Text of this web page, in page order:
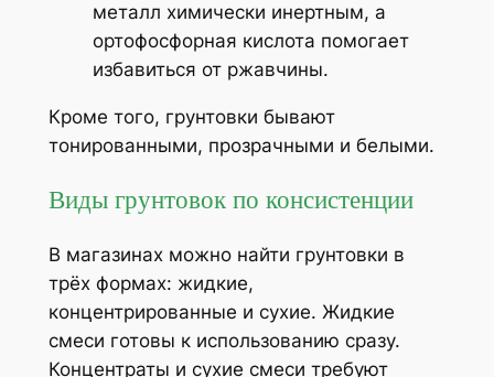
металл химически инертным, а
ортофосфорная кислота помогает
избавиться от ржавчины.
Кроме того, грунтовки бывают
тонированными, прозрачными и белыми.
Виды грунтовок по консистенции
В магазинах можно найти грунтовки в
трёх формах: жидкие,
концентрированные и сухие. Жидкие
смеси готовы к использованию сразу.
Концентраты и сухие смеси требуют